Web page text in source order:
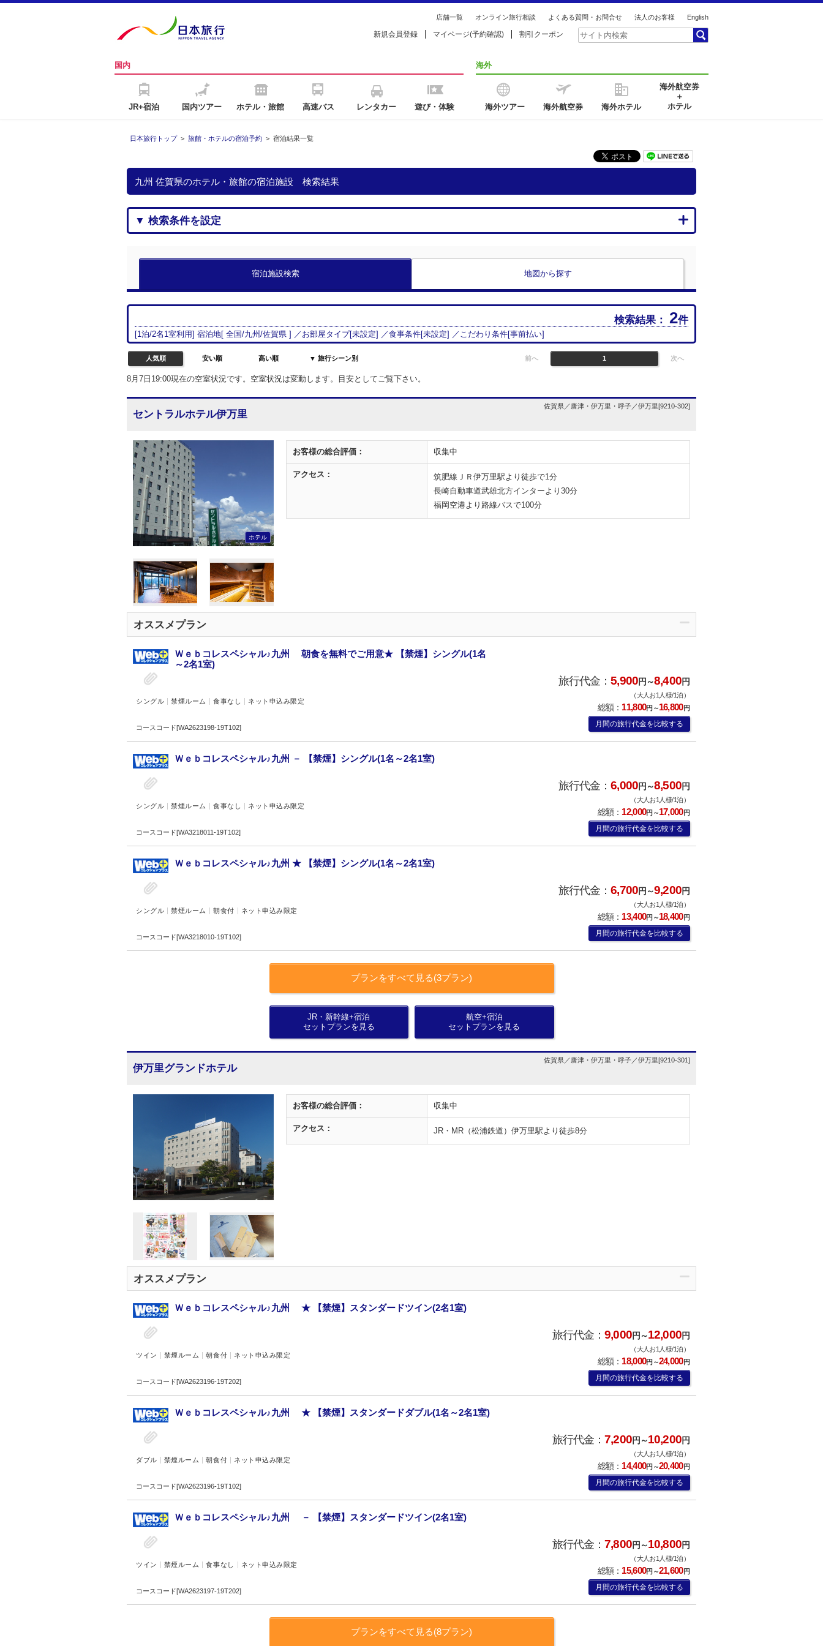
店舗一覧 オンライン旅行相談 よくある質問・お問合せ 法人のお客様 English
新規会員登録 マイページ(予約確認) 割引クーポン
国内
JR+宿泊 国内ツアー ホテル・旅館 高速バス レンタカー 遊び・体験
海外
海外ツアー 海外航空券 海外ホテル
海外航空券
＋
ホテル
日本旅行トップ > 旅館・ホテルの宿泊予約 > 宿泊結果一覧
九州 佐賀県のホテル・旅館の宿泊施設 検索結果
▼ 検索条件を設定
宿泊施設検索 地図から探す
検索結果： 2件
[1泊/2名 1室利用] 宿泊地[ 全国/九州 /佐賀県 ] ／お部屋タイプ[未設定] ／食事条件[未設定] ／こだわり条件[事前払い]
人気順 安い順 高い順 ▼ 旅行シーン別 前へ 1 次へ
8月7日19:00現在の空室状況です。空室状況は変動します。目安としてご覧下さい。
セントラルホテル伊万里
佐賀県／唐津・伊万里・呼子／伊万里[9210-302]
ホテル
お客様の総合評価： 収集中
アクセス：
筑肥線ＪＲ伊万里駅より徒歩で1分
長崎自動車道武雄北方インターより30分
福岡空港より路線バスで100分
オススメプラン
Ｗｅｂコレスペシャル♪九州 朝食を無料でご用意★ 【禁煙】シングル(1名
～2名1室)
シングル 禁煙ルーム 食事なし ネット申込み限定
旅行代金：5,900円～8,400円
（大人お1人様/1泊）
総額： 11,800円～16,800円
コースコード[WA2623198-19T102] 月間の旅行代金を比較する
Ｗｅｂコレスペシャル♪九州 － 【禁煙】シングル(1名～2名1室)
シングル 禁煙ルーム 食事なし ネット申込み限定
旅行代金：6,000円～8,500円
（大人お1人様/1泊）
総額： 12,000円～17,000円
コースコード[WA3218011-19T102] 月間の旅行代金を比較する
Ｗｅｂコレスペシャル♪九州 ★ 【禁煙】シングル(1名～2名1室)
シングル 禁煙ルーム 朝食付 ネット申込み限定
旅行代金：6,700円～9,200円
（大人お1人様/1泊）
総額： 13,400円～18,400円
コースコード[WA3218010-19T102] 月間の旅行代金を比較する
プランをすべて見る(3プラン)
JR・新幹線+宿泊
セットプランを見る
航空+宿泊
セットプランを見る
伊万里グランドホテル
佐賀県／唐津・伊万里・呼子／伊万里[9210-301]
お客様の総合評価： 収集中
アクセス： JR・MR（松浦鉄道）伊万里駅より徒歩8分
オススメプラン
Ｗｅｂコレスペシャル♪九州 ★ 【禁煙】スタンダードツイン(2名1室)
ツイン 禁煙ルーム 朝食付 ネット申込み限定
旅行代金：9,000円～12,000円
（大人お1人様/1泊）
総額： 18,000円～24,000円
コースコード[WA2623196-19T202] 月間の旅行代金を比較する
Ｗｅｂコレスペシャル♪九州 ★ 【禁煙】スタンダードダブル(1名～2名1室)
ダブル 禁煙ルーム 朝食付 ネット申込み限定
旅行代金：7,200円～10,200円
（大人お1人様/1泊）
総額： 14,400円～20,400円
コースコード[WA2623196-19T102] 月間の旅行代金を比較する
Ｗｅｂコレスペシャル♪九州 － 【禁煙】スタンダードツイン(2名1室)
ツイン 禁煙ルーム 食事なし ネット申込み限定
旅行代金：7,800円～10,800円
（大人お1人様/1泊）
総額： 15,600円～21,600円
コースコード[WA2623197-19T202] 月間の旅行代金を比較する
プランをすべて見る(8プラン)